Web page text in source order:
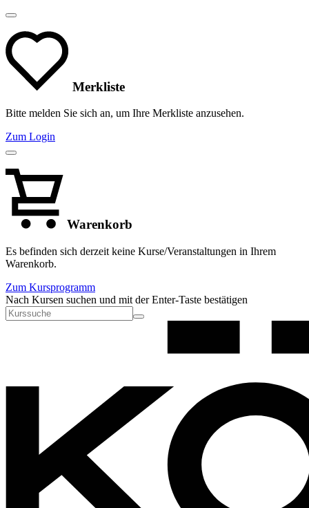
Merkliste
Bitte melden Sie sich an, um Ihre Merkliste anzusehen.
Zum Login
Warenkorb
Es befinden sich derzeit keine Kurse/Veranstaltungen in Ihrem
Warenkorb.
Zum Kursprogramm
Nach Kursen suchen und mit der Enter-Taste bestätigen